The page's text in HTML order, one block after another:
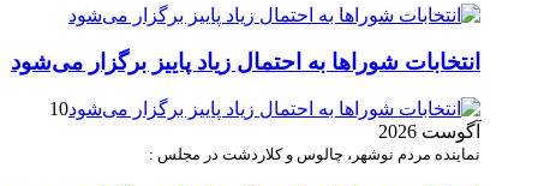
انتخابات شوراها به احتمال زیاد پاییز برگزار می‌شود
10
آگوست 2026
نماینده مردم نوشهر، چالوس و کلاردشت در مجلس :